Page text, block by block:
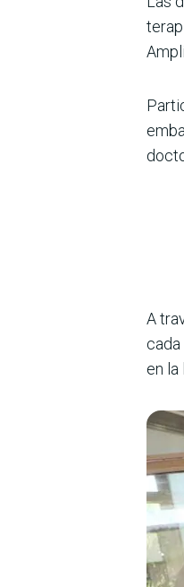
A
en la